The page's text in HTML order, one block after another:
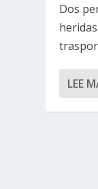
Dos
LEE